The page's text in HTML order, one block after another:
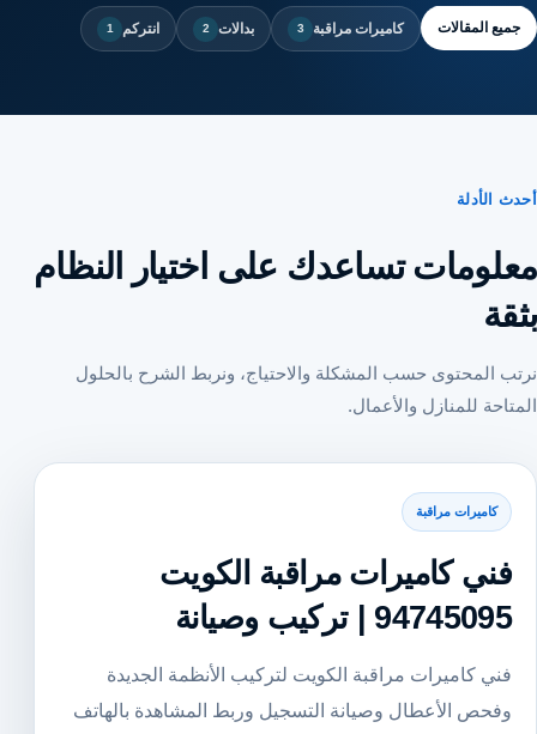
جميع المقالات كاميرات مراقبة 3 بدالات 2 انتركم 1
أحدث الأدلة
معلومات تساعدك على اختيار النظام
بثقة
نرتب المحتوى حسب المشكلة والاحتياج، ونربط الشرح بالحلول
المتاحة للمنازل والأعمال.
كاميرات مراقبة
فني كاميرات مراقبة الكويت
94745095 | تركيب وصيانة
فني كاميرات مراقبة الكويت لتركيب الأنظمة الجديدة
وفحص الأعطال وصيانة التسجيل وربط المشاهدة بالهاتف